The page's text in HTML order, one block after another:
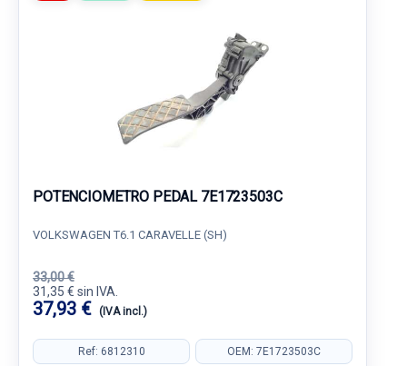
POTENCIOMETRO PEDAL 7E1723503C
VOLKSWAGEN T6.1 CARAVELLE (SH)
33,00 €
31,35 € sin IVA.
37,93 € (IVA incl.)
Ref: 6812310 OEM: 7E1723503C